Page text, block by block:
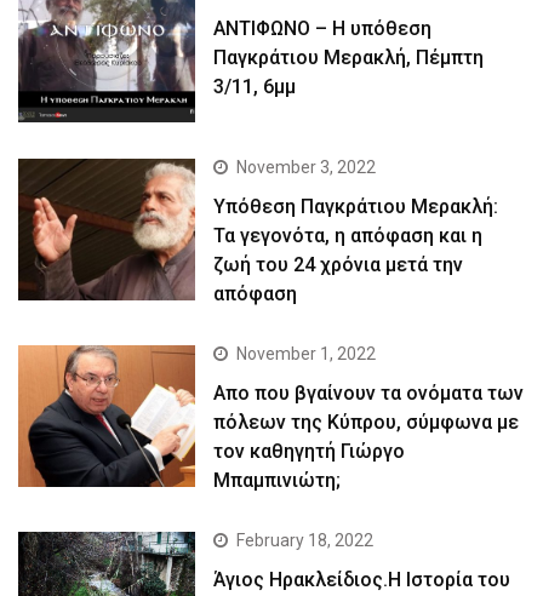
ΑΝΤΙΦΩΝΟ – Η υπόθεση
Παγκράτιου Μερακλή, Πέμπτη
3/11, 6μμ
November 3, 2022
Yπόθεση Παγκράτιου Μερακλή:
Τα γεγονότα, η απόφαση και η
ζωή του 24 χρόνια μετά την
απόφαση
November 1, 2022
Απο που βγαίνουν τα ονόματα των
πόλεων της Κύπρου, σύμφωνα με
τον καθηγητή Γιώργο
Μπαμπινιώτη;
February 18, 2022
Άγιος Ηρακλείδιος.Η Ιστορία του